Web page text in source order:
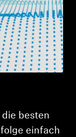
besten
einfach